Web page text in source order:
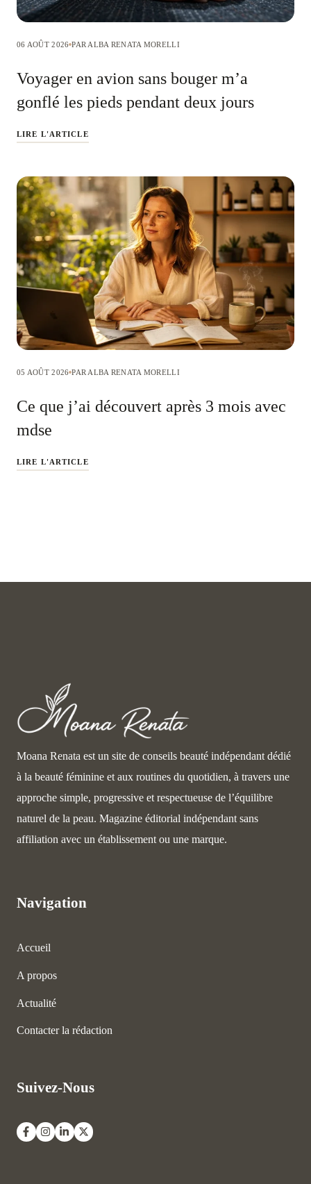
06 AOÛT 2026 PAR ALBA RENATA MORELLI
Voyager en avion sans bouger m’a
gonflé les pieds pendant deux jours
LIRE L'ARTICLE
05 AOÛT 2026 PAR ALBA RENATA MORELLI
Ce que j’ai découvert après 3 mois avec
mdse
LIRE L'ARTICLE
Moana Renata est un site de conseils beauté indépendant dédié
à la beauté féminine et aux routines du quotidien, à travers une
approche simple, progressive et respectueuse de l’équilibre
naturel de la peau. Magazine éditorial indépendant sans
affiliation avec un établissement ou une marque.
Navigation
Accueil
A propos
Actualité
Contacter la rédaction
Suivez-Nous